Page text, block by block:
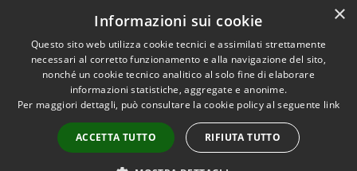
RSS
Accessibilità
Cookie
Mappa del sito
Numeri utili
Copyright © 2024 •
Comune diGrottaminarda
• Powered byMunicipium
•Redazione
×
Informazioni sui cookie
Questo sito web utilizza cookie tecnici e assimilati strettamente
necessari al corretto funzionamento e alla navigazione del sito,
nonché un cookie tecnico analitico al solo fine di elaborare
informazioni statistiche, aggregate e anonime.
Per maggiori dettagli, può consultare la cookie policy al seguente link
ACCETTA TUTTO RIFIUTA TUTTO